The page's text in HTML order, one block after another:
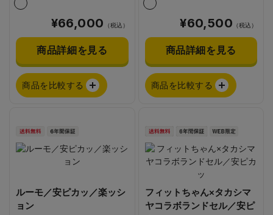
¥66,000 （税込）
商品詳細を見る
商品を比較する
¥60,500 （税込）
商品詳細を見る
商品を比較する
ルーモ／安ピカッ／楽ッシ
ョン
フィットちゃん×タカシマ
ヤコラボランドセル／安ピ